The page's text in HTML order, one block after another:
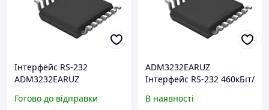
Інтерфейс RS-232
ADM3232EARUZ
Готово до відправки
ADM3232EARUZ
Інтерфейс RS-232 460кБіт/
+85°
В наявності